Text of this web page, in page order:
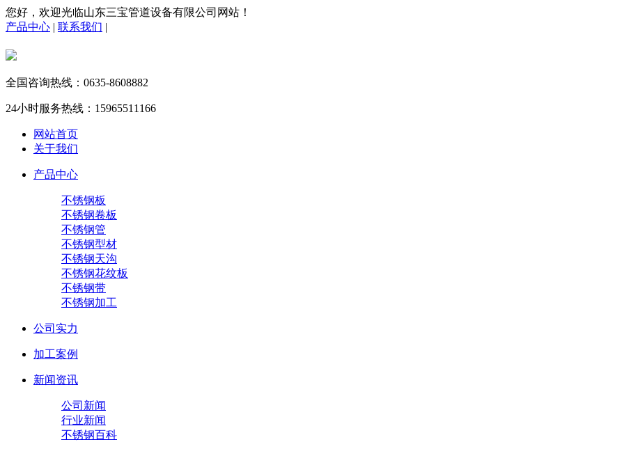
您好，欢迎光临山东三宝管道设备有限公司网站！
产品中心 | 联系我们 |
全国咨询热线： 0635-8608882
24小时服务热线： 15965511166
网站首页
关于我们
产品中心
不锈钢板
不锈钢卷板
不锈钢管
不锈钢型材
不锈钢天沟
不锈钢花纹板
不锈钢带
不锈钢加工
公司实力
加工案例
新闻资讯
公司新闻
行业新闻
不锈钢百科